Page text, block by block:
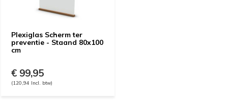
Plexiglas Scherm ter
preventie - Staand 80x100
cm
€ 99,95
(120,94 Incl. btw)